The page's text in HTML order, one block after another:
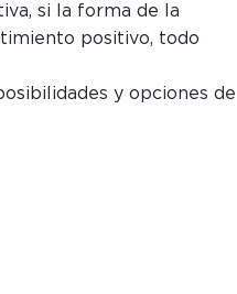
si la forma de la
positivo, todo
y opciones de